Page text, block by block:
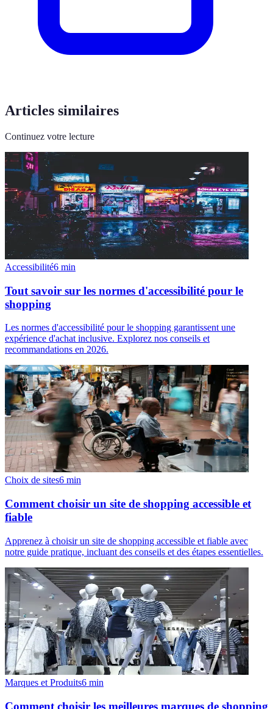
Articles similaires
Continuez votre lecture
Accessibilité6 min
Tout savoir sur les normes d'accessibilité pour le
shopping
Les normes d'accessibilité pour le shopping garantissent une
expérience d'achat inclusive. Explorez nos conseils et
recommandations en 2026.
Choix de sites6 min
Comment choisir un site de shopping accessible et
fiable
Apprenez à choisir un site de shopping accessible et fiable avec
notre guide pratique, incluant des conseils et des étapes essentielles.
Marques et Produits6 min
Comment choisir les meilleures marques de shopping